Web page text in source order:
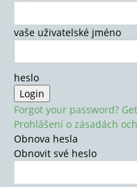
vaše uživatelské jméno
heslo
Forgot your password?
Prohlášení o zásadách
Obnova hesla
Obnovit své heslo